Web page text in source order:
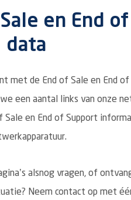
en End
data
met de End of Sale en End
een aantal links van onze
Sale en End of Support
alsnog vragen, of
Neem contact op met